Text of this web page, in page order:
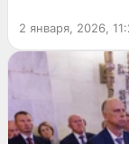
2 января, 2026,